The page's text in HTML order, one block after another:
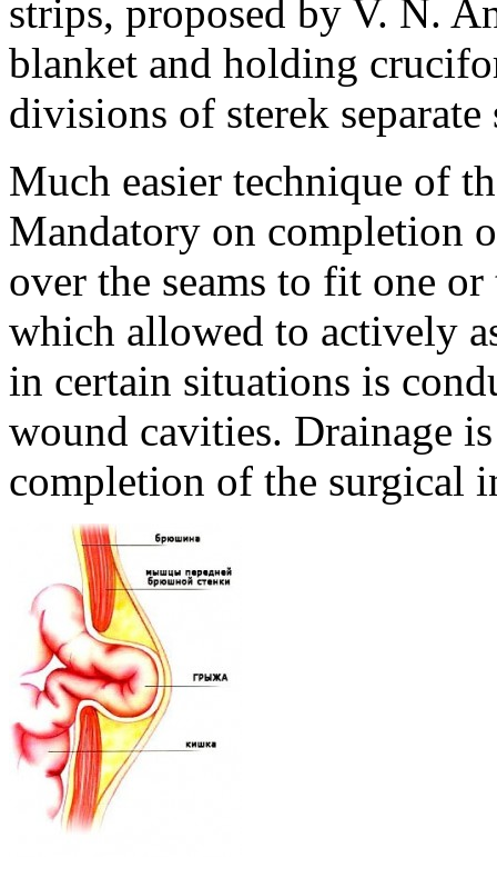
strips, proposed by V. N.
blanket and holding
divisions of sterek
Much easier technique of
Mandatory on completion
over the seams to fit one
which allowed to actively
in certain situations is
wound cavities. Drainage
completion of the surgical